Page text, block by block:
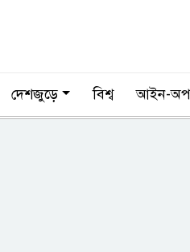
দেশজুড়ে বিশ্ব আইন-